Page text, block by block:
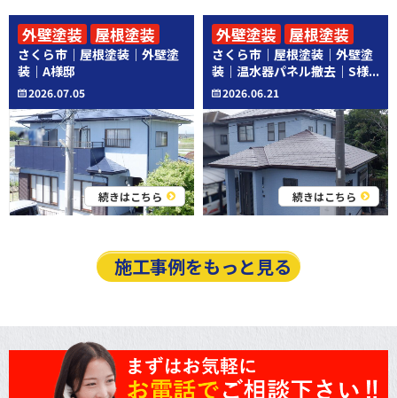
さくら市｜屋根塗装｜外壁塗
装｜A様邸
2026.07.05
続きはこちら
外壁塗装 屋根塗装
さくら市｜屋根塗装｜外壁塗
装｜温水器パネル撤去｜S様...
2026.06.21
続きはこちら
外壁塗装
屋根塗装
その他工事
施工事例をもっと見る